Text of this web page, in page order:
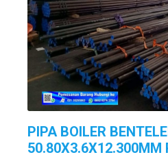
PIPA BOILER
50.80X3.6X12.300MM